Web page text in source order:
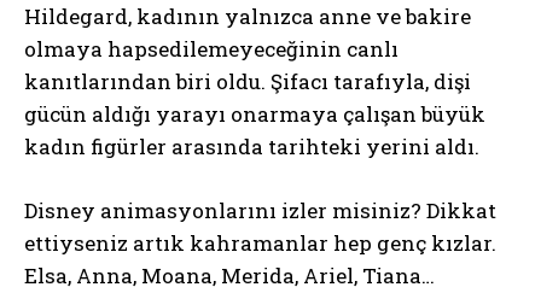
Hildegard, kadının yalnızca anne ve bakire
olmaya hapsedilemeyeceğinin canlı
kanıtlarından biri oldu. Şifacı tarafıyla, dişi
gücün aldığı yarayı onarmaya çalışan büyük
kadın figürler arasında tarihteki yerini aldı.
Disney animasyonlarını izler misiniz? Dikkat
ettiyseniz artık kahramanlar hep genç kızlar.
Elsa, Anna, Moana, Merida, Ariel, Tiana…